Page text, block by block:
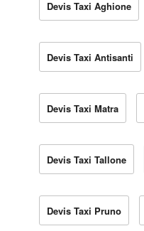
Devis Taxi Aghione
Devis Taxi Antisanti
Devis Taxi Matra
Devis Taxi Tallone
Devis Taxi Pruno